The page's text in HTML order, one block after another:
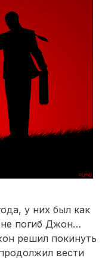
у них был как
не погиб Джон…
решил покинуть
вести